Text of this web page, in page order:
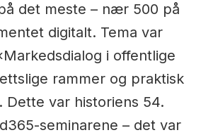
det meste – nær 500 på
digitalt. Tema var
i offentlige
rammer og praktisk
Dette var historiens 54.
seminarene – det var